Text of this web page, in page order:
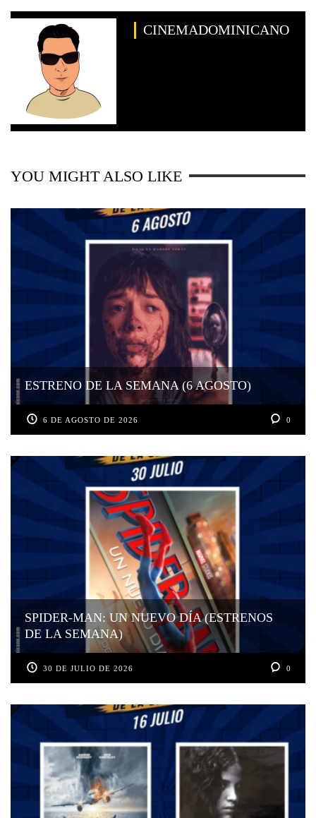
CINEMADOMINICANO
YOU MIGHT ALSO LIKE
ESTRENO DE LA SEMANA (6 AGOSTO)
6 DE AGOSTO DE 2026 0
SPIDER-MAN: UN NUEVO DÍA (ESTRENOS
DE LA SEMANA)
30 DE JULIO DE 2026 0